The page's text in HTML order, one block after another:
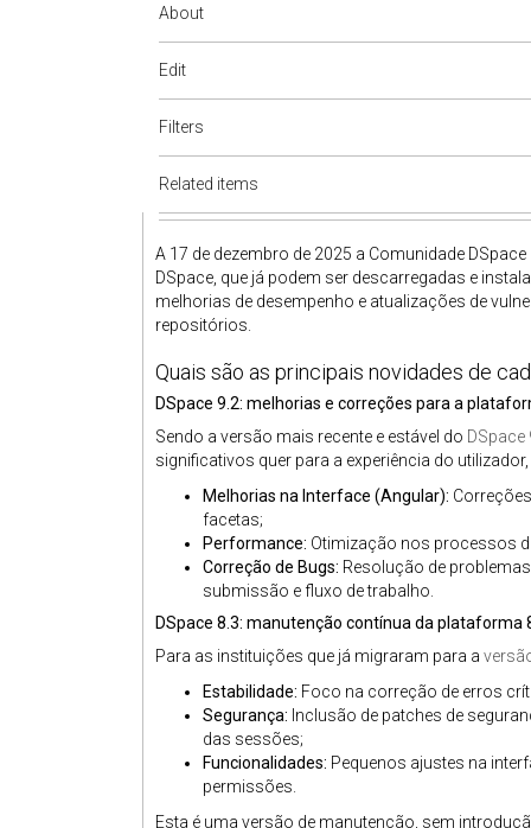
About
Edit
Filters
Related items
A 17 de dezembro de 2025 a Comunidade
DSpace, que já podem ser descarregadas e
melhorias de desempenho e atualizações de
repositórios.
Quais são as principais novidades de
DSpace 9.2: melhorias e correções para a
Sendo a versão mais recente e estável do DSpace
significativos quer para a experiência do
Melhorias na Interface (Angular):
facetas;
Performance: Otimização nos processos
Correção de Bugs: Resolução de
submissão e fluxo de trabalho.
DSpace 8.3: manutenção contínua da plataforma
Para as instituições que já migraram para a
Estabilidade: Foco na correção de erros
Segurança: Inclusão de patches de
das sessões;
Funcionalidades: Pequenos ajustes na
permissões.
Esta é uma versão de manutenção, sem